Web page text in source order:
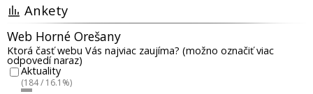
Ankety
Web Horné Orešany
Ktorá časť webu Vás najviac zaujíma? (možno označiť viac
odpovedí naraz)
Aktuality
(184 / 16.1%)